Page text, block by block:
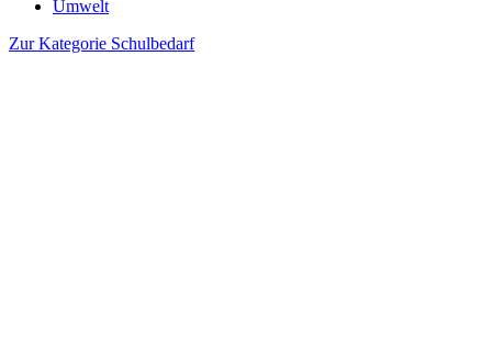
Umwelt
Zur Kategorie Schulbedarf